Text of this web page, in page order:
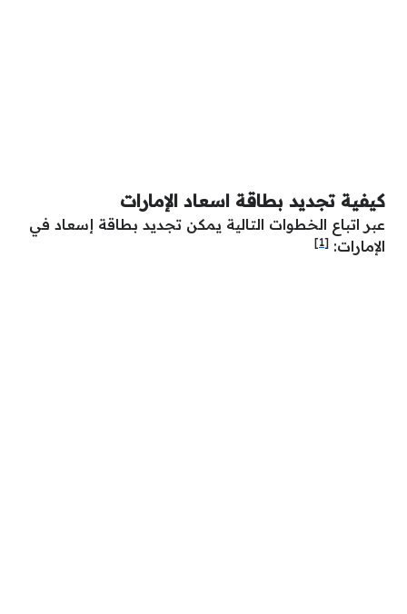
كيفية تجديد بطاقة اسعاد الإمارات
عبر اتباع الخطوات التالية يمكن تجديد بطاقة إسعاد في
الإمارات: [1]